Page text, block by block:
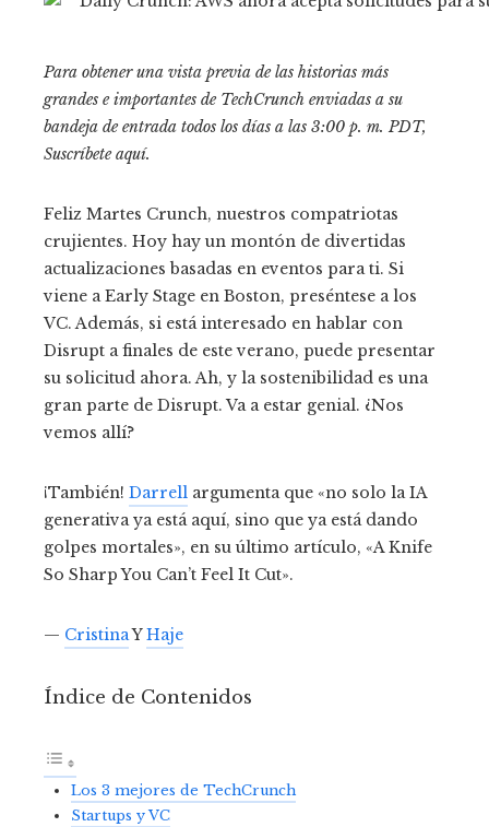
Para obtener una vista previa de las historias más
grandes e importantes de TechCrunch enviadas a su
bandeja de entrada todos los días a las 3:00 p. m. PDT,
Suscríbete aquí.
Feliz Martes Crunch, nuestros compatriotas
crujientes. Hoy hay un montón de divertidas
actualizaciones basadas en eventos para ti. Si
viene a Early Stage en Boston, preséntese a los
VC. Además, si está interesado en hablar con
Disrupt a finales de este verano, puede presentar
su solicitud ahora. Ah, y la sostenibilidad es una
gran parte de Disrupt. Va a estar genial. ¿Nos
vemos allí?
¡También! Darrell argumenta que «no solo la IA
generativa ya está aquí, sino que ya está dando
golpes mortales», en su último artículo, «A Knife
So Sharp You Can’t Feel It Cut».
— CristinaYHaje
Índice de Contenidos
Los 3 mejores de TechCrunch
Startups y VC